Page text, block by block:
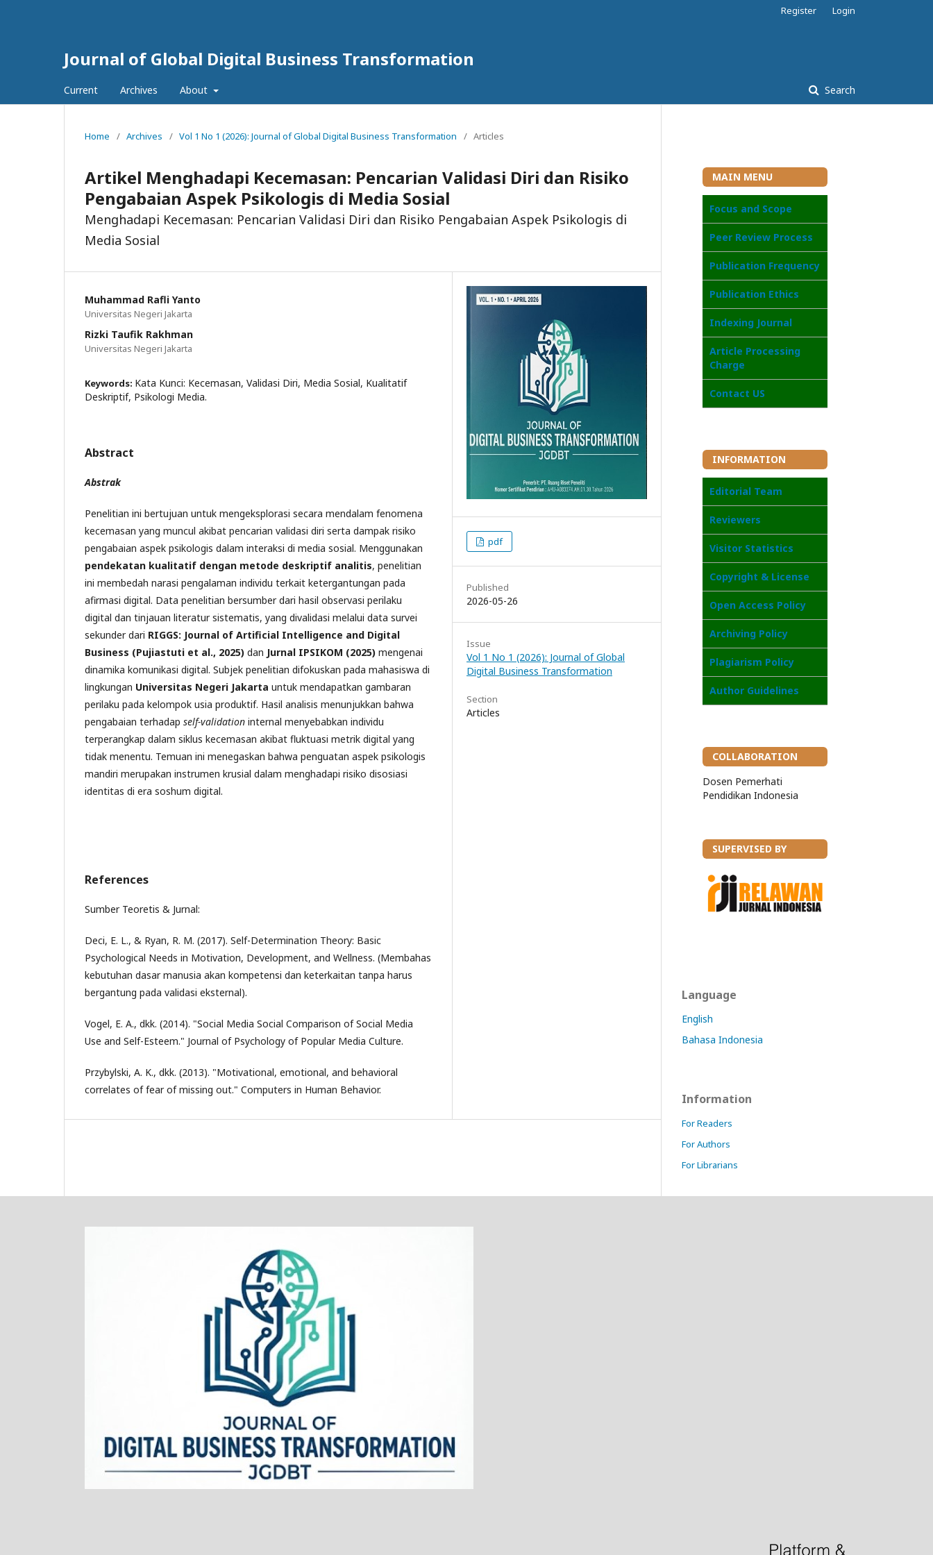
Journal of Global Digital Business Transformation
Current Archives About Search
Register Login
Home / Archives / Vol 1 No 1 (2026): Journal of Global Digital Business Transformation / Articles
Artikel Menghadapi Kecemasan: Pencarian Validasi Diri dan Risiko
Pengabaian Aspek Psikologis di Media Sosial
Menghadapi Kecemasan: Pencarian Validasi Diri dan Risiko Pengabaian Aspek Psikologis di
Media Sosial
Muhammad Rafli Yanto
Universitas Negeri Jakarta
Rizki Taufik Rakhman
Universitas Negeri Jakarta
Keywords: Kata Kunci: Kecemasan, Validasi Diri, Media Sosial, Kualitatif
Deskriptif, Psikologi Media.
Abstract
Abstrak
Penelitian ini bertujuan untuk mengeksplorasi secara mendalam fenomena
kecemasan yang muncul akibat pencarian validasi diri serta dampak risiko
pengabaian aspek psikologis dalam interaksi di media sosial. Menggunakan
pendekatan kualitatif dengan metode deskriptif analitis, penelitian
ini membedah narasi pengalaman individu terkait ketergantungan pada
afirmasi digital. Data penelitian bersumber dari hasil observasi perilaku
digital dan tinjauan literatur sistematis, yang divalidasi melalui data survei
sekunder dari RIGGS: Journal of Artificial Intelligence and Digital
Business (Pujiastuti et al., 2025) dan Jurnal IPSIKOM (2025) mengenai
dinamika komunikasi digital. Subjek penelitian difokuskan pada mahasiswa di
lingkungan Universitas Negeri Jakarta untuk mendapatkan gambaran
perilaku pada kelompok usia produktif. Hasil analisis menunjukkan bahwa
pengabaian terhadap self-validation internal menyebabkan individu
terperangkap dalam siklus kecemasan akibat fluktuasi metrik digital yang
tidak menentu. Temuan ini menegaskan bahwa penguatan aspek psikologis
mandiri merupakan instrumen krusial dalam menghadapi risiko disosiasi
identitas di era soshum digital.
References
Sumber Teoretis & Jurnal:
Deci, E. L., & Ryan, R. M. (2017). Self-Determination Theory: Basic
Psychological Needs in Motivation, Development, and Wellness. (Membahas
kebutuhan dasar manusia akan kompetensi dan keterkaitan tanpa harus
bergantung pada validasi eksternal).
Vogel, E. A., dkk. (2014). "Social Media Social Comparison of Social Media
Use and Self-Esteem." Journal of Psychology of Popular Media Culture.
Przybylski, A. K., dkk. (2013). "Motivational, emotional, and behavioral
correlates of fear of missing out." Computers in Human Behavior.
pdf
Published
2026-05-26
Issue
Vol 1 No 1 (2026): Journal of Global
Digital Business Transformation
Section
Articles
MAIN MENU
Focus and Scope
Peer Review Process
Publication Frequency
Publication Ethics
Indexing Journal
Article Processing
Charge
Contact US
INFORMATION
Editorial Team
Reviewers
Visitor Statistics
Copyright & License
Open Access Policy
Archiving Policy
Plagiarism Policy
Author Guidelines
COLLABORATION
Dosen Pemerhati
Pendidikan Indonesia
SUPERVISED BY
Language
English
Bahasa Indonesia
Information
For Readers
For Authors
For Librarians